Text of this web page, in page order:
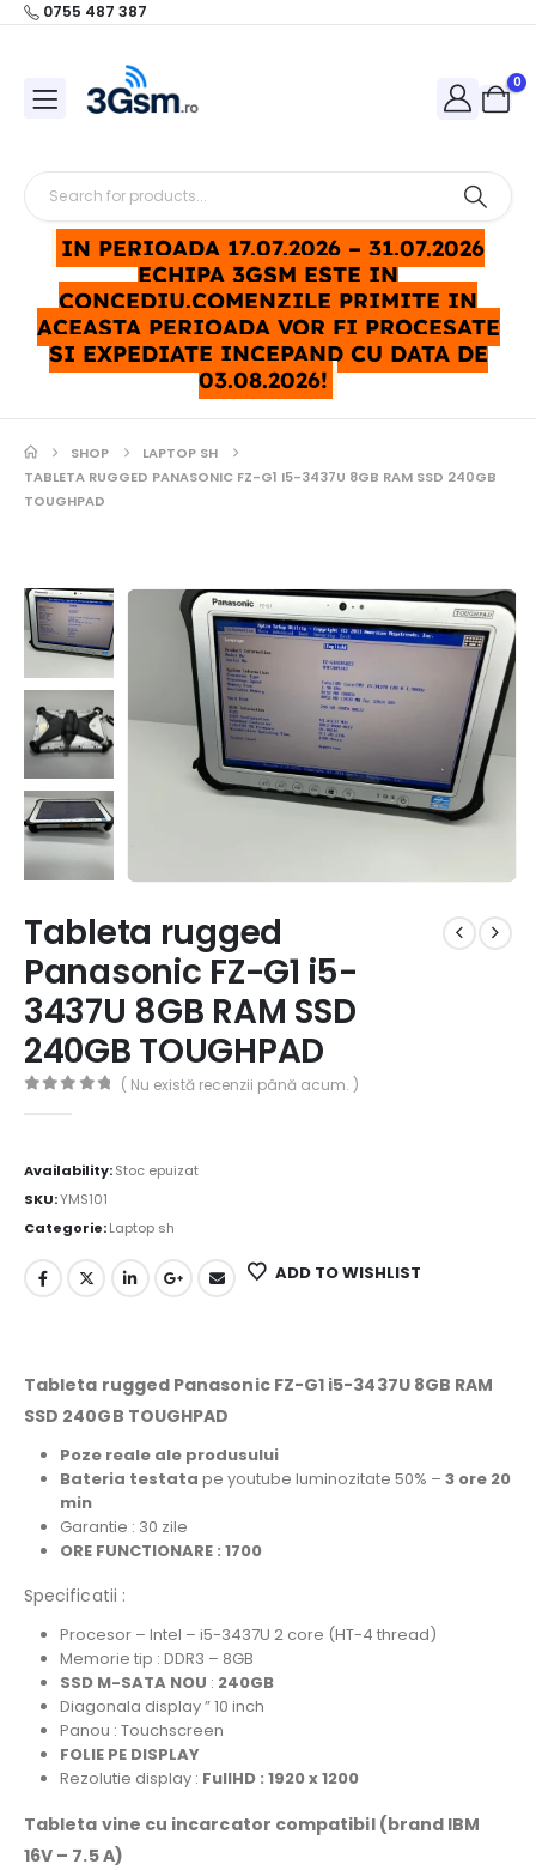
0755 487 387
0
IN PERIOADA 17.07.2026 – 31.07.2026
ECHIPA 3GSM ESTE IN
CONCEDIU.COMENZILE PRIMITE IN
ACEASTA PERIOADA VOR FI PROCESATE
SI EXPEDIATE INCEPAND CU DATA DE
03.08.2026!
SHOP
LAPTOP SH
TABLETA RUGGED PANASONIC FZ-G1 I5-3437U 8GB RAM SSD 240GB
TOUGHPAD
Tableta rugged
Panasonic FZ-G1 i5-
3437U 8GB RAM SSD
240GB TOUGHPAD
( Nu există recenzii până acum. )
Availability:Stoc epuizat
SKU:YMS101
Categorie:Laptop sh
ADD TO WISHLIST
Tableta rugged Panasonic FZ-G1 i5-3437U 8GB RAM
SSD 240GB TOUGHPAD
Poze reale ale produsului
Bateria testata pe youtube luminozitate 50% – 3 ore 20
min
Garantie : 30 zile
ORE FUNCTIONARE : 1700
Specificatii :
Procesor – Intel – i5-3437U 2 core (HT-4 thread)
Memorie tip : DDR3 – 8GB
SSD M-SATA NOU : 240GB
Diagonala display ” 10 inch
Panou : Touchscreen
FOLIE PE DISPLAY
Rezolutie display : FullHD : 1920 x 1200
Tableta vine cu incarcator compatibil (brand IBM
16V – 7.5 A)